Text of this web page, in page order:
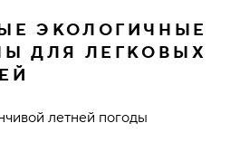
ЭКОЛОГИЧНЫЕ
ДЛЯ ЛЕГКОВЫХ
летней погоды